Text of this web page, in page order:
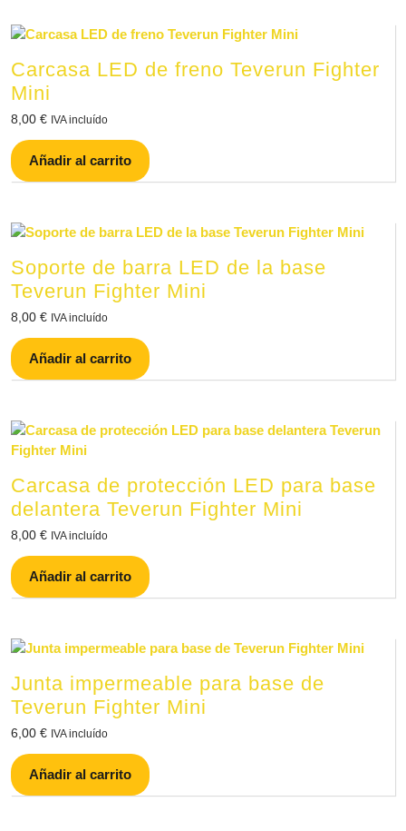
Carcasa LED de freno Teverun Fighter
Mini
8,00 € IVA incluído
Añadir al carrito
Soporte de barra LED de la base
Teverun Fighter Mini
8,00 € IVA incluído
Añadir al carrito
Carcasa de protección LED para base
delantera Teverun Fighter Mini
8,00 € IVA incluído
Añadir al carrito
Junta impermeable para base de
Teverun Fighter Mini
6,00 € IVA incluído
Añadir al carrito